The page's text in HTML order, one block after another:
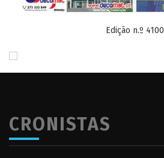
Edição n.º 4100
CRONISTAS